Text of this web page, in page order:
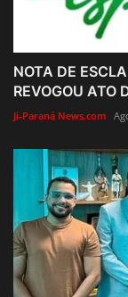
NOTA DE
REVOGOU ATO
Ji-Paraná News.com